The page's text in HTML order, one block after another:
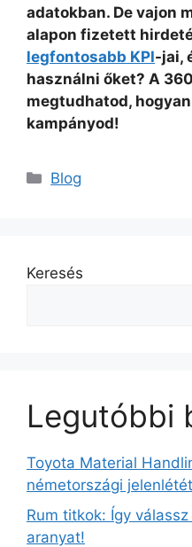
adatokban. De vajon
alapon fizetett
legfontosabb KPI-jai,
használni őket? A
megtudhatod,
kampányod!
Kategória
Blog
Keresés
Legutóbbi
Toyota Material
németországi jelenlétét
Rum titkok: Így
aranyat!